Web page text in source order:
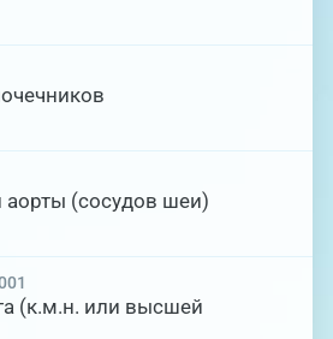
аорты (сосудов шеи)
(к.м.н. или высшей